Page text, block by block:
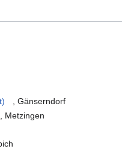
, Gänserndorf
, Metzingen